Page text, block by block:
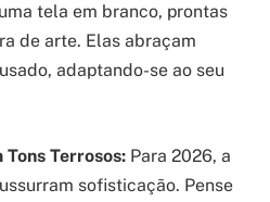
tela em branco, prontas
de arte. Elas abraçam
adaptando-se ao seu
Terrosos: Para 2026, a
sofisticação. Pense